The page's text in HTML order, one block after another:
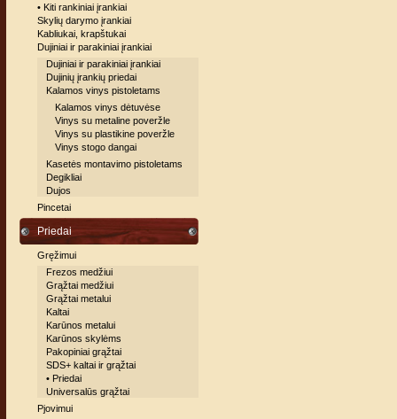
• Kiti rankiniai įrankiai
Skylių darymo įrankiai
Kabliukai, krapštukai
Dujiniai ir parakiniai įrankiai
Dujiniai ir parakiniai įrankiai
Dujinių įrankių priedai
Kalamos vinys pistoletams
Kalamos vinys dėtuvėse
Vinys su metaline poveržle
Vinys su plastikine poveržle
Vinys stogo dangai
Kasetės montavimo pistoletams
Degikliai
Dujos
Pincetai
Priedai
Gręžimui
Frezos medžiui
Grąžtai medžiui
Grąžtai metalui
Kaltai
Karūnos metalui
Karūnos skylėms
Pakopiniai grąžtai
SDS+ kaltai ir grąžtai
• Priedai
Universalūs grąžtai
Pjovimui